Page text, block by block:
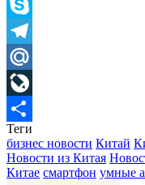
Viber
Skype
Telegram
Mail.Ru
LiveJournal
Отправить
Теги
бизнес новости Китай
Новости из Китая
Китае смартфон умные